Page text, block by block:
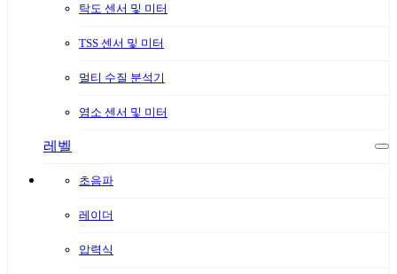
탁도 센서 및 미터
TSS 센서 및 미터
멀티 수질 분석기
염소 센서 및 미터
레벨
초음파
레이더
압력식